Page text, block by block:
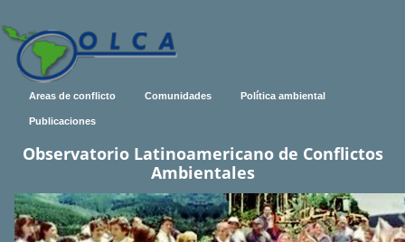
Areas de conflicto Comunidades Política ambiental
Publicaciones
Observatorio Latinoamericano de Conflictos
Ambientales